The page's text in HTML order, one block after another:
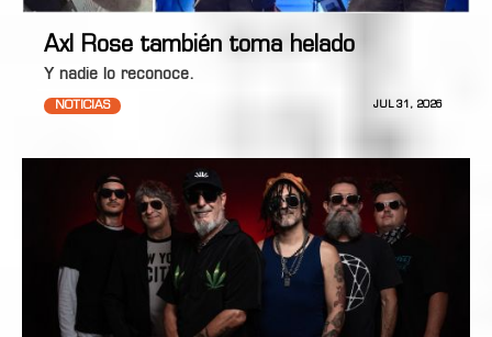
Axl Rose también toma helado
Y nadie lo reconoce.
NOTICIAS JUL 31, 2026